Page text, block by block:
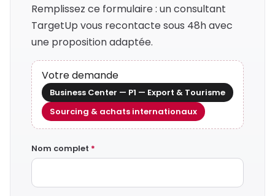
Remplissez ce formulaire : un consultant
TargetUp vous recontacte sous 48h avec
une proposition adaptée.
Votre demande
Business Center — P1 — Export & Tourisme
Sourcing & achats internationaux
Nom complet *